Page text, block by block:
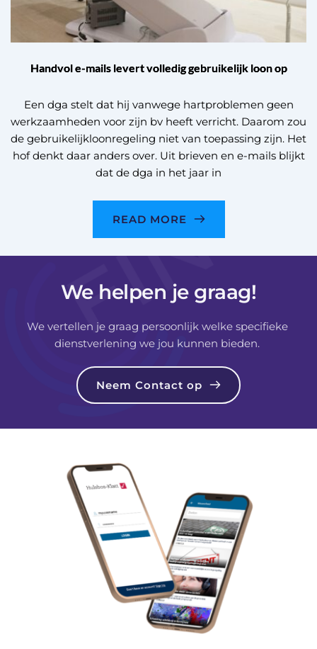
Handvol e-mails levert volledig gebruikelijk loon op
Een dga stelt dat hij vanwege hartproblemen geen
werkzaamheden voor zijn bv heeft verricht. Daarom zou
de gebruikelijkloonregeling niet van toepassing zijn. Het
hof denkt daar anders over. Uit brieven en e-mails blijkt
dat de dga in het jaar in
READ MORE
We helpen je graag!
We vertellen je graag persoonlijk welke specifieke
dienstverlening we jou kunnen bieden.
Neem Contact op